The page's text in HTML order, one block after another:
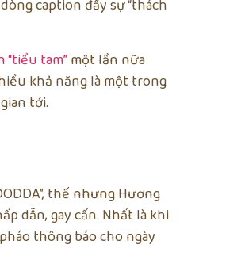
caption đầy sự “thách
“tiểu tam” một lần nữa
khả năng là một trong
tới.
thế nhưng Hương
dẫn, gay cấn. Nhất là khi
thông báo cho ngày